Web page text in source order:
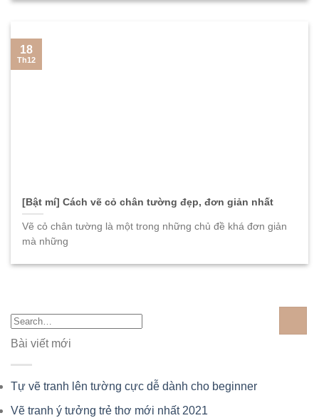
[Bật mí] Cách vẽ cỏ chân tường đẹp, đơn giản nhất
Vẽ cỏ chân tường là một trong những chủ đề khá đơn giản
mà những
18
Th12
Bài viết mới
Tự vẽ tranh lên tường cực dễ dành cho beginner
Vẽ tranh ý tưởng trẻ thơ mới nhất 2021